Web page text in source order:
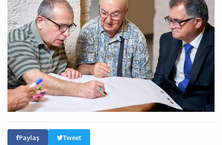
Paylaş Tweet